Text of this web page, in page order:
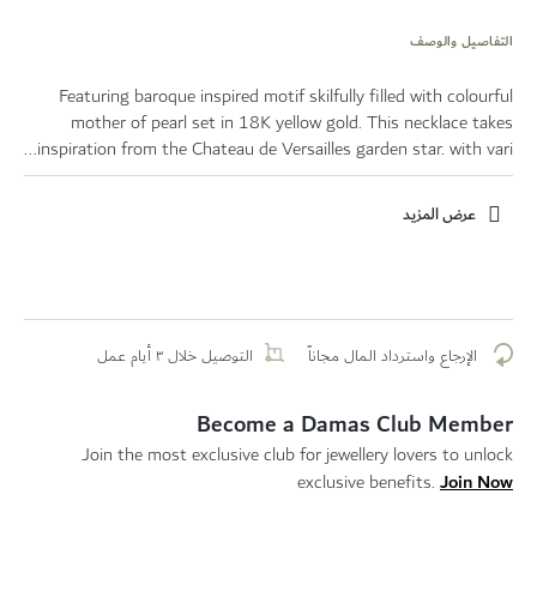
التفاصيل والوصف
Featuring baroque inspired motif skilfully filled with colourful
mother of pearl set in 18K yellow gold. This necklace takes
inspiration from the Chateau de Versailles garden star. with vari...
عرض المزيد
الإرجاع واسترداد المال مجاناً التوصيل خلال ٣ أيام عمل
Become a Damas Club Member
Join the most exclusive club for jewellery lovers to unlock
exclusive benefits. Join Now